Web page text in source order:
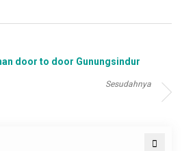
door to door Gunungsindur
Sesudahnya